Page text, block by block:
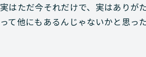
実はただ今それだけで、実はありが
って他にもあるんじゃないかと思った